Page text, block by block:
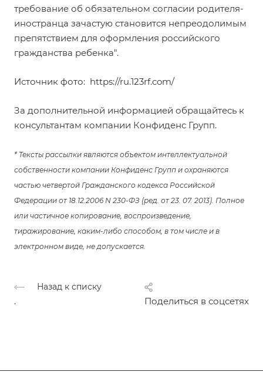
требование об обязательном согласии родителя-
иностранца зачастую становится непреодолимым
препятствием для оформления российского
гражданства ребенка".
Источник фото: https://ru.123rf.com/
За дополнительной информацией обращайтесь к
консультантам компании Конфиденс Групп.
* Тексты рассылки являются объектом интеллектуальной
собственности компании Конфиденс Групп и охраняются
частью четвертой Гражданского кодекса Российской
Федерации от 18.12.2006 N 230-ФЗ (ред. от 23. 07. 2013). Полное
или частичное копирование, воспроизведение,
тиражирование, каким-либо способом, в том числе и в
электронном виде, не допускается.
Назад к списку
Поделиться в соцсетях
.